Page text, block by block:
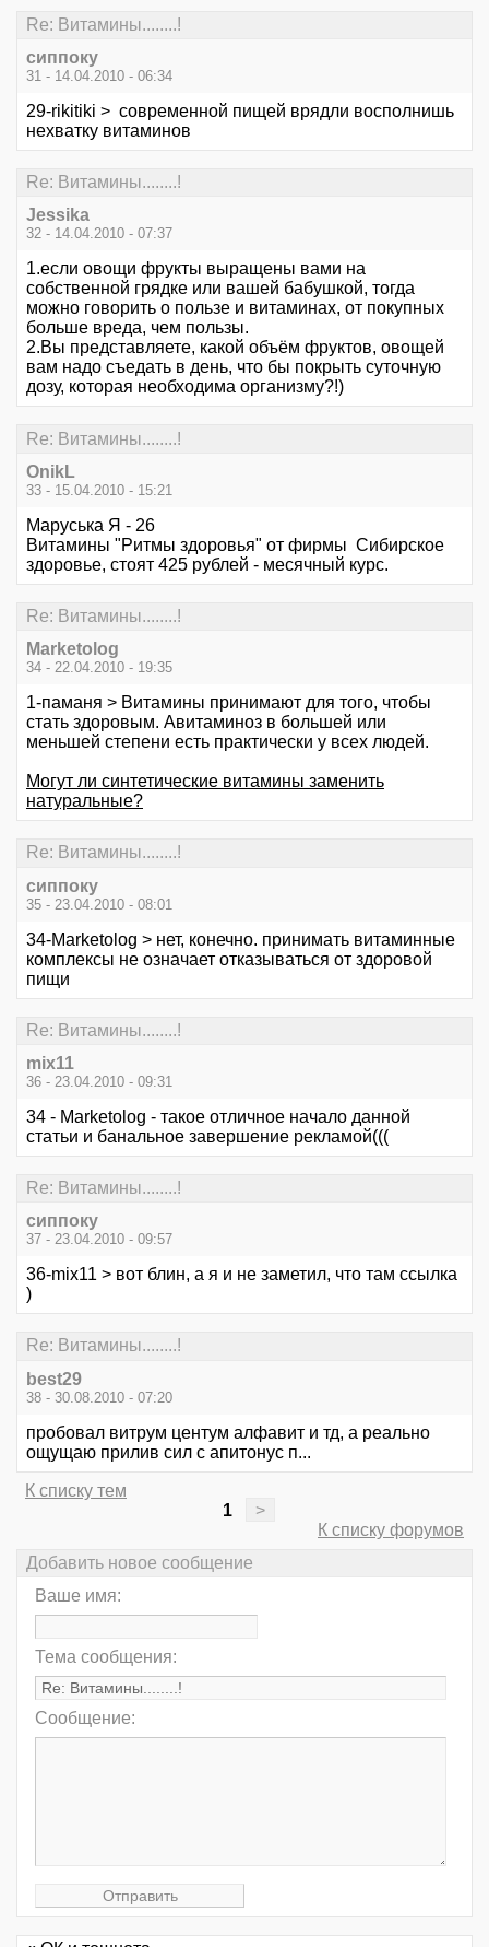
Re: Витамины........!
сиппоку
31 - 14.04.2010 - 06:34
29-rikitiki > современной пищей врядли восполнишь
нехватку витаминов
Re: Витамины........!
Jessika
32 - 14.04.2010 - 07:37
1.если овощи фрукты выращены вами на
собственной грядке или вашей бабушкой, тогда
можно говорить о пользе и витаминах, от покупных
больше вреда, чем пользы.
2.Вы представляете, какой объём фруктов, овощей
вам надо съедать в день, что бы покрыть суточную
дозу, которая необходима организму?!)
Re: Витамины........!
OnikL
33 - 15.04.2010 - 15:21
Маруська Я - 26
Витамины "Ритмы здоровья" от фирмы Сибирское
здоровье, стоят 425 рублей - месячный курс.
Re: Витамины........!
Marketolog
34 - 22.04.2010 - 19:35
1-паманя > Витамины принимают для того, чтобы
стать здоровым. Авитаминоз в большей или
меньшей степени есть практически у всех людей.
Могут ли синтетические витамины заменить
натуральные?
Re: Витамины........!
сиппоку
35 - 23.04.2010 - 08:01
34-Marketolog > нет, конечно. принимать витаминные
комплексы не означает отказываться от здоровой
пищи
Re: Витамины........!
mix11
36 - 23.04.2010 - 09:31
34 - Marketolog - такое отличное начало данной
статьи и банальное завершение рекламой(((
Re: Витамины........!
сиппоку
37 - 23.04.2010 - 09:57
36-mix11 > вот блин, а я и не заметил, что там ссылка
)
Re: Витамины........!
best29
38 - 30.08.2010 - 07:20
пробовал витрум центум алфавит и тд, а реально
ощущаю прилив сил с апитонус п...
К списку тем
1
>
К списку форумов
Добавить новое сообщение
Ваше имя:
Тема сообщения:
Сообщение: